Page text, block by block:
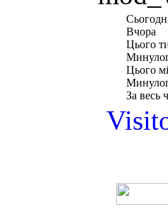
Вчора
Цього
Цього
За весь